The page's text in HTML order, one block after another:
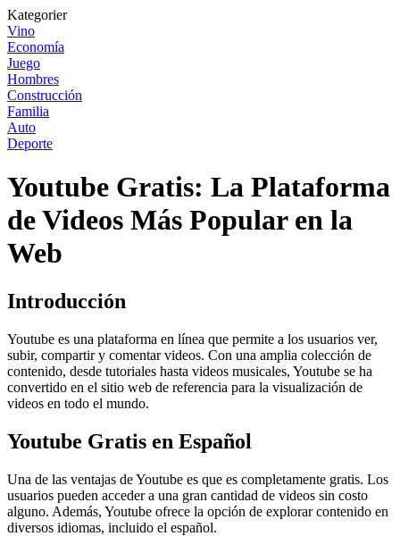
Kategorier
Vino
Economía
Juego
Hombres
Construcción
Familia
Auto
Deporte
Youtube Gratis: La Plataforma
de Videos Más Popular en la
Web
Introducción
Youtube es una plataforma en línea que permite a los usuarios ver,
subir, compartir y comentar videos. Con una amplia colección de
contenido, desde tutoriales hasta videos musicales, Youtube se ha
convertido en el sitio web de referencia para la visualización de
videos en todo el mundo.
Youtube Gratis en Español
Una de las ventajas de Youtube es que es completamente gratis. Los
usuarios pueden acceder a una gran cantidad de videos sin costo
alguno. Además, Youtube ofrece la opción de explorar contenido en
diversos idiomas, incluido el español.